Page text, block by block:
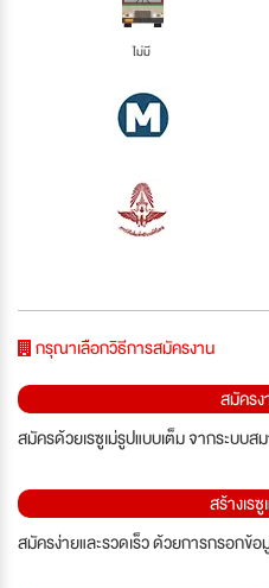
ไม่มี
กรุณาเลือกวิธีการสมัครงาน
สมัคร
สมัครด้วยเรซูเม่รูปแบบเต็ม จากระบบส
สร้างเร
สมัครง่ายและรวดเร็ว ด้วยการกรอกข้